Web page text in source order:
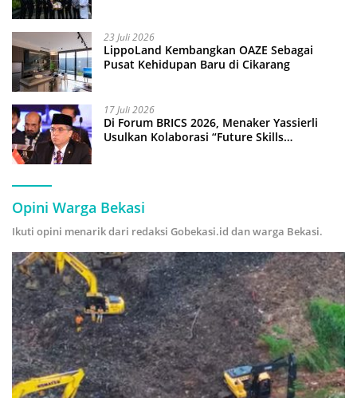
23 Juli 2026
LippoLand Kembangkan OAZE Sebagai
Pusat Kehidupan Baru di Cikarang
17 Juli 2026
Di Forum BRICS 2026, Menaker Yassierli
Usulkan Kolaborasi “Future Skills
Opini Warga Bekasi
Ikuti opini menarik dari redaksi Gobekasi.id dan warga Bekasi.